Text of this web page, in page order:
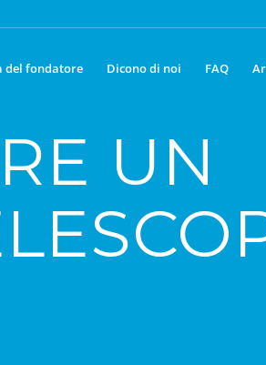
del fondatore Dicono di noi FAQ
UN